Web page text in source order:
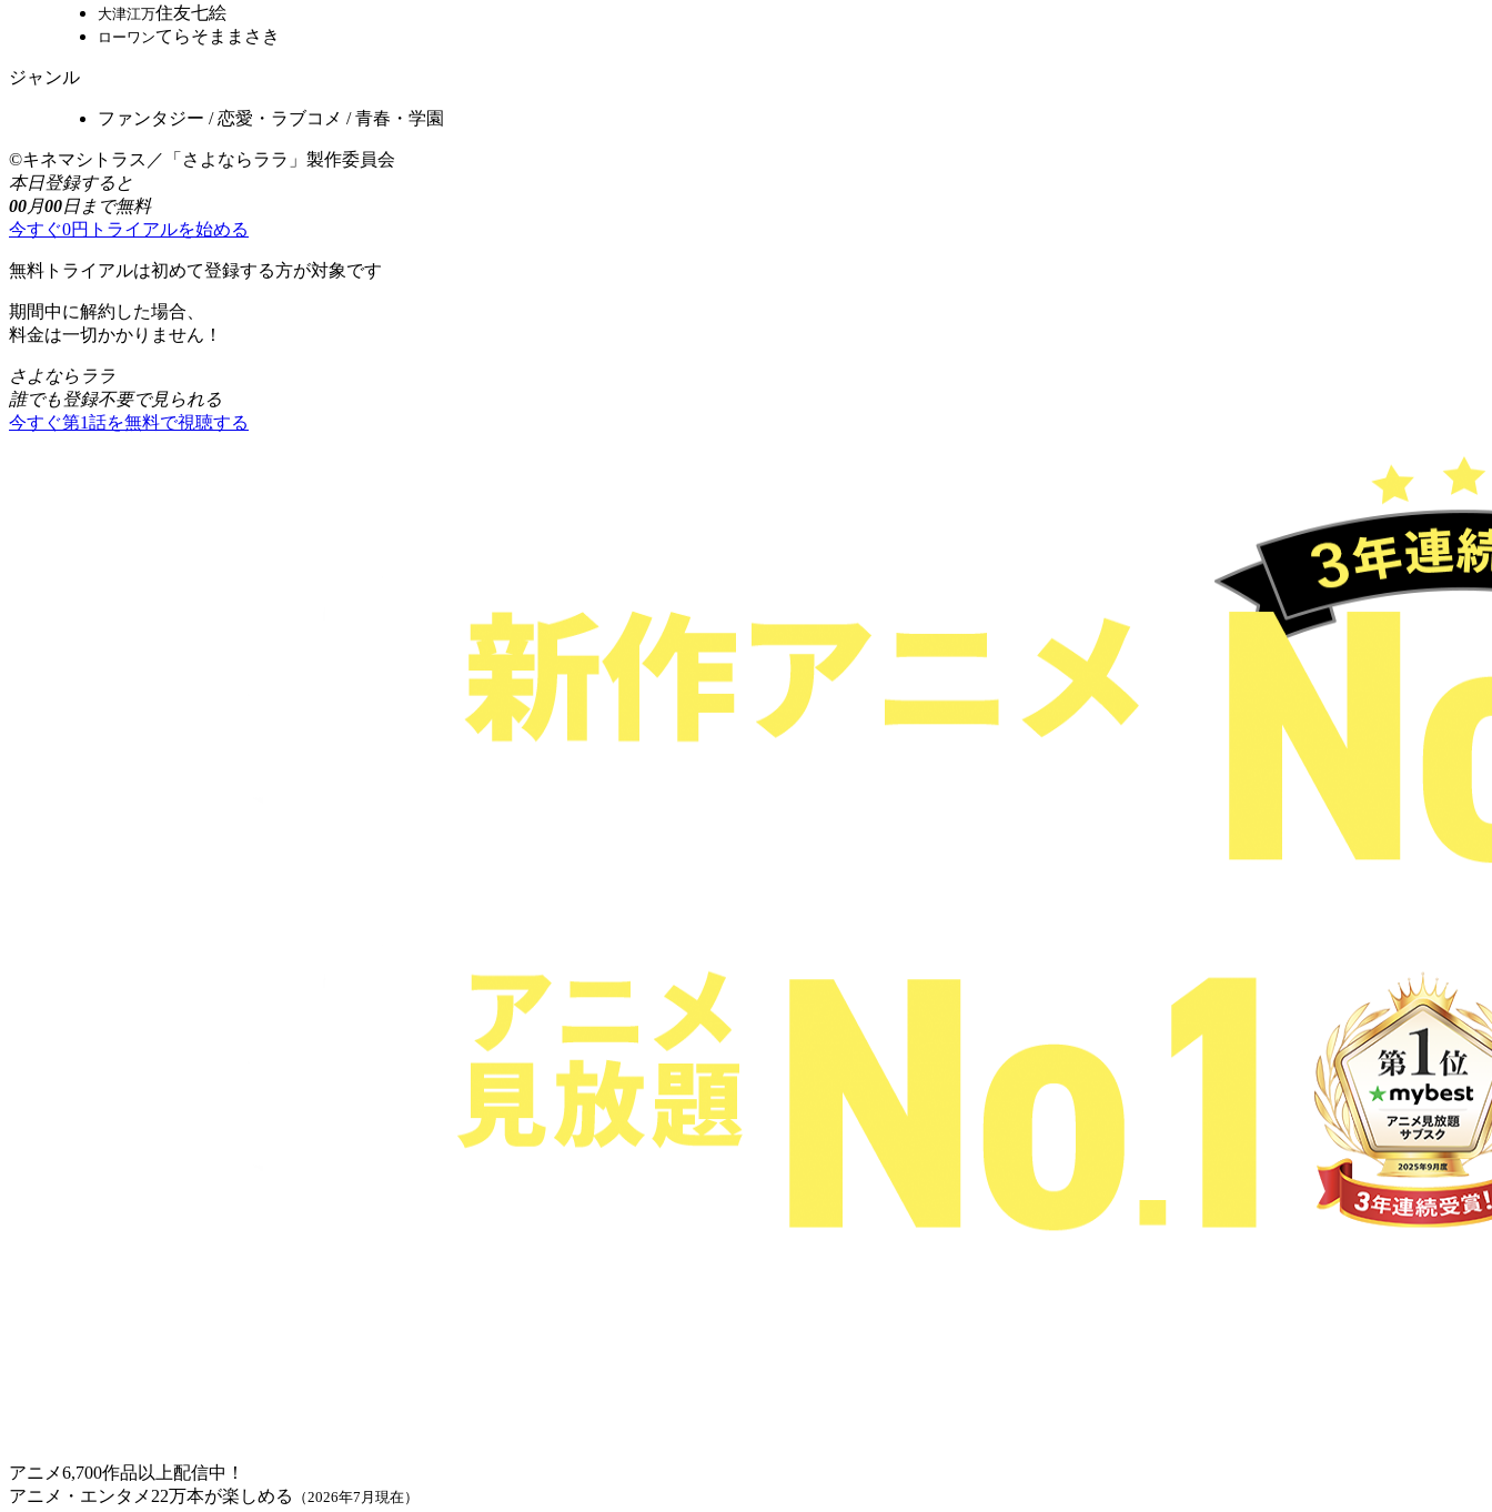
大津江万住友七絵
ローワンてらそままさき
ジャンル
ファンタジー / 恋愛・ラブコメ / 青春・学園
©キネマシトラス／「さよならララ」製作委員会
本日登録すると
00月00日まで無料
今すぐ0円トライアルを始める
無料トライアルは初めて登録する方が対象です
期間中に解約した場合、
料金は一切かかりません！
さよならララ
誰でも登録不要で見られる
今すぐ第1話を無料で視聴する
アニメ6,700作品以上配信中！
アニメ・エンタメ22万本が楽しめる
（2026年7月現在）